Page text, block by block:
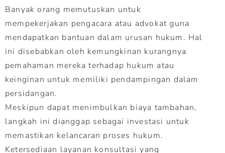
Banyak orang memutuskan untuk
mempekerjakan pengacara atau advokat guna
mendapatkan bantuan dalam urusan hukum. Hal
ini disebabkan oleh kemungkinan kurangnya
pemahaman mereka terhadap hukum atau
keinginan untuk memiliki pendampingan dalam
persidangan.
Meskipun dapat menimbulkan biaya tambahan,
langkah ini dianggap sebagai investasi untuk
memastikan kelancaran proses hukum.
Ketersediaan layanan konsultasi yang